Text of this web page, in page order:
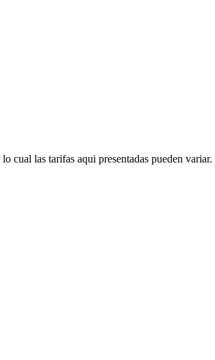
cual las tarifas aqui presentadas pueden variar.